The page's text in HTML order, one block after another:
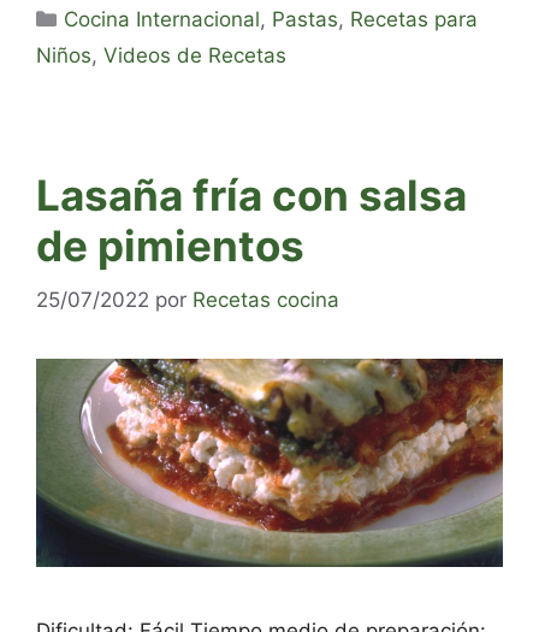
Categorías
Cocina Internacional, Pastas, Recetas para
Niños, Videos de Recetas
Lasaña fría con salsa
de pimientos
25/07/2022 por Recetas cocina